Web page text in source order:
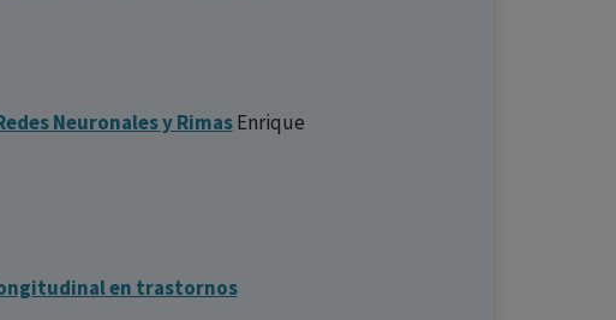
Neuronales y RimasEnrique
en trastornos